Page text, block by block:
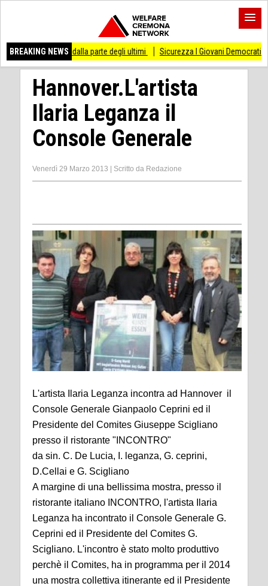
BREAKING NEWS
stare dalla parte degli ultimi Sicurezza I Giovani Democratici ribattono ai
Hannover.L'artista
Ilaria Leganza il
Console Generale
Venerdì 29 Marzo 2013 Scritto da Redazione
L'artista Ilaria Leganza incontra ad Hannover il
Console Generale Gianpaolo Ceprini ed il
Presidente del Comites Giuseppe Scigliano
presso il ristorante "INCONTRO"
da sin. C. De Lucia, I. leganza, G. ceprini,
D.Cellai e G. Scigliano
A margine di una bellissima mostra, presso il
ristorante italiano INCONTRO, l'artista Ilaria
Leganza ha incontrato il Console Generale G.
Ceprini ed il Presidente del Comites G.
Scigliano. L'incontro è stato molto produttivo
perchè il Comites, ha in programma per il 2014
una mostra collettiva itinerante ed il Presidente